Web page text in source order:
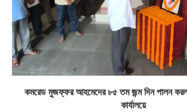
কমরেড মুজফ্ফর আহমেদের ৮৫ তম জন্ম দিন পালন
কার্যালয়ে